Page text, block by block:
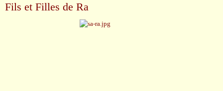
Fils et Filles de Ra